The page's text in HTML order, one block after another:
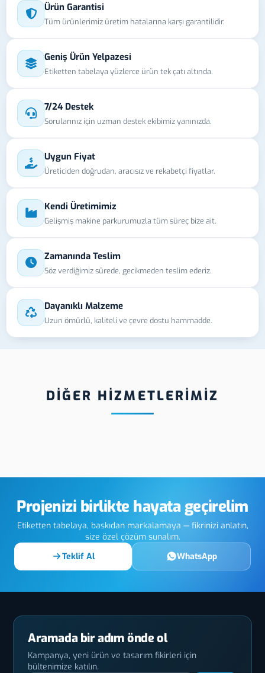
Ürün Garantisi
Tüm ürünlerimiz üretim hatalarına karşı garantilidir.
Geniş Ürün Yelpazesi
Etiketten tabelaya yüzlerce ürün tek çatı altında.
7/24 Destek
Sorularınız için uzman destek ekibimiz yanınızda.
Uygun Fiyat
Üreticiden doğrudan, aracısız ve rekabetçi fiyatlar.
Kendi Üretimimiz
Gelişmiş makine parkurumuzla tüm süreç bize ait.
Zamanında Teslim
Söz verdiğimiz sürede, gecikmeden teslim ederiz.
Dayanıklı Malzeme
Uzun ömürlü, kaliteli ve çevre dostu hammadde.
DİĞER HİZMETLERİMİZ
Projenizi birlikte hayata geçirelim
Etiketten tabelaya, baskıdan markalamaya — fikrinizi anlatın,
size özel çözüm sunalım.
Teklif Al
WhatsApp
Aramada bir adım önde ol
Kampanya, yeni ürün ve tasarım fikirleri için
bültenimize katılın.